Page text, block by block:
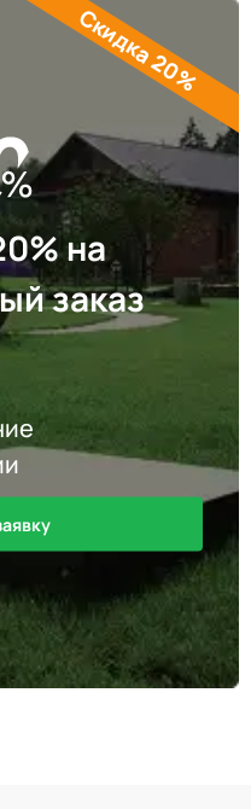
на
заказ
Скидка 20%